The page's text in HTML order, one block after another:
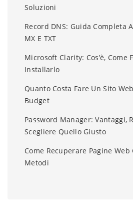
Soluzioni
Record DNS: Guida Completa
MX E TXT
Microsoft Clarity: Cos’è, Come
Installarlo
Quanto Costa Fare Un Sito
Budget
Password Manager: Vantaggi,
Scegliere Quello Giusto
Come Recuperare Pagine
Metodi